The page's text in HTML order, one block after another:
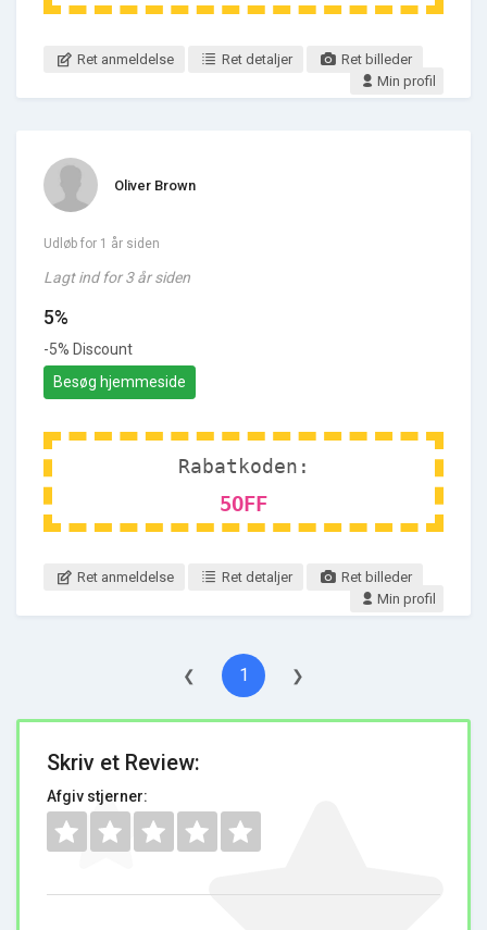
Ret anmeldelse Ret detaljer
Ret billeder
Min profil
Oliver Brown
Udløb for 1 år siden
Lagt ind for 3 år siden
5%
-5% Discount
Besøg hjemmeside
Rabatkoden:
5OFF
Ret anmeldelse Ret detaljer
Ret billeder
Min profil
❮ 1 ❯
Skriv et Review:
Afgiv stjerner: